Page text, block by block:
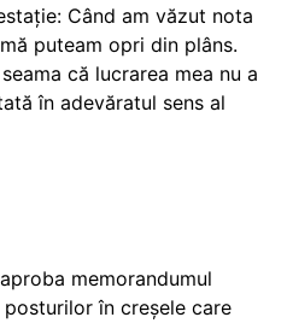
Când am văzut nota
puteam opri din plâns.
că lucrarea mea nu a
în adevăratul sens al
memorandumul
în creșele care